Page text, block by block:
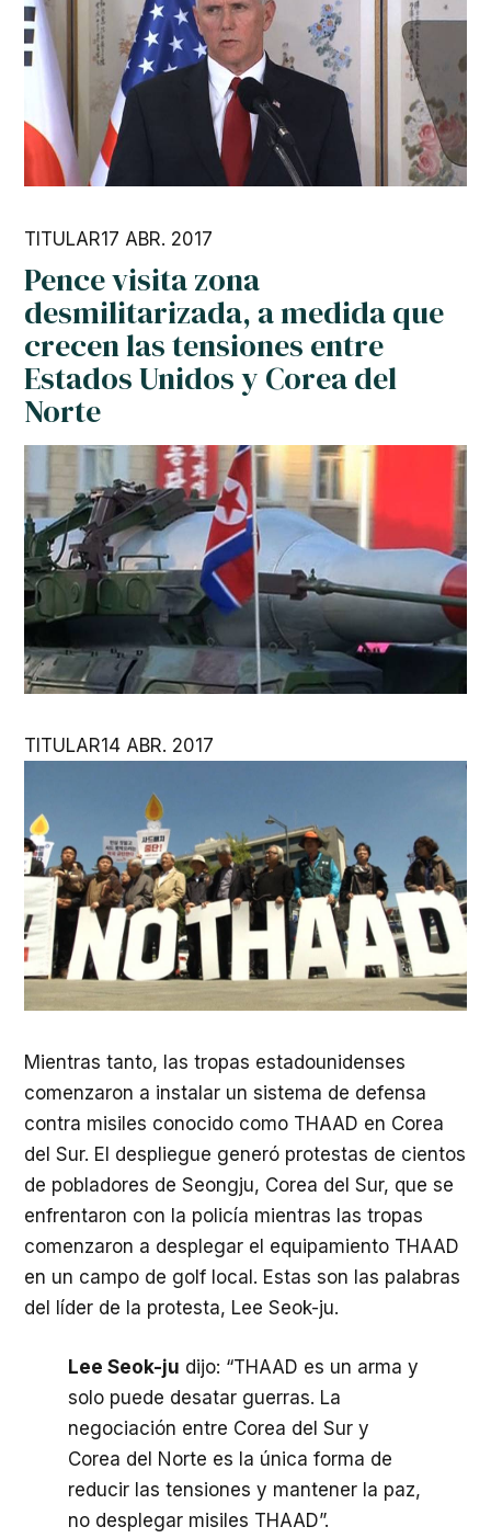
TITULAR17 ABR. 2017
Pence visita zona
desmilitarizada, a medida que
crecen las tensiones entre
Estados Unidos y Corea del
Norte
TITULAR14 ABR. 2017
Mientras tanto, las tropas estadounidenses
comenzaron a instalar un sistema de defensa
contra misiles conocido como THAAD en Corea
del Sur. El despliegue generó protestas de cientos
de pobladores de Seongju, Corea del Sur, que se
enfrentaron con la policía mientras las tropas
comenzaron a desplegar el equipamiento THAAD
en un campo de golf local. Estas son las palabras
del líder de la protesta, Lee Seok-ju.
Lee Seok-ju dijo: “THAAD es un arma y
solo puede desatar guerras. La
negociación entre Corea del Sur y
Corea del Norte es la única forma de
reducir las tensiones y mantener la paz,
no desplegar misiles THAAD”.